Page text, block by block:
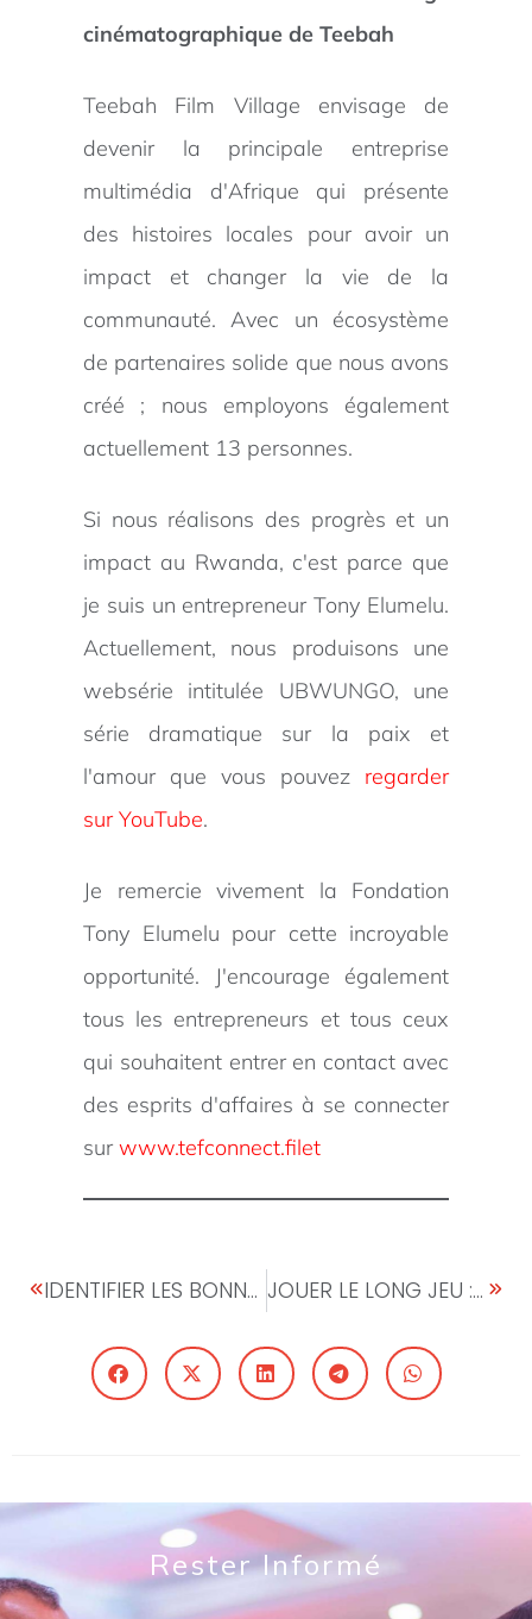
cinématographique de Teebah
Teebah Film Village envisage de
devenir la principale entreprise
multimédia d'Afrique qui présente
des histoires locales pour avoir un
impact et changer la vie de la
communauté. Avec un écosystème
de partenaires solide que nous avons
créé ; nous employons également
actuellement 13 personnes.
Si nous réalisons des progrès et un
impact au Rwanda, c'est parce que
je suis un entrepreneur Tony Elumelu.
Actuellement, nous produisons une
websérie intitulée UBWUNGO, une
série dramatique sur la paix et
l'amour que vous pouvez regarder
sur YouTube.
Je remercie vivement la Fondation
Tony Elumelu pour cette incroyable
opportunité. J'encourage également
tous les entrepreneurs et tous ceux
qui souhaitent entrer en contact avec
des esprits d'affaires à se connecter
surwww.tefconnect.filet
IDENTIFIER LES BONNES OPPORTUNITÉS POUR VOTRE ENTREPRISE JOUER LE LONG JEU : UNE AFRIQUE AU-DELÀ DE L’AIDE
Rester Informé